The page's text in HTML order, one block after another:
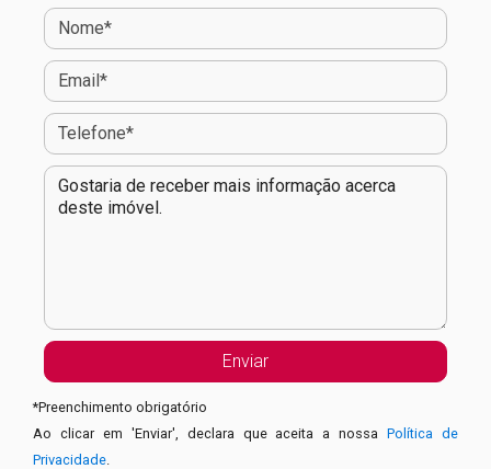
*Preenchimento obrigatório
Ao clicar em 'Enviar', declara que aceita a nossaPolítica de
Privacidade